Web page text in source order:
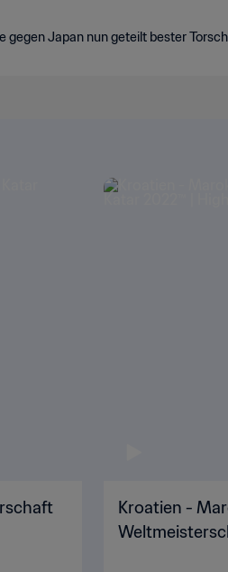
gegen Japan nun geteilt bester
Kroatien -